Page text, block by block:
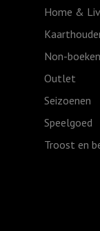
Home &
Non-
Outlet
Seizoenen
Speelgoed
Troost en